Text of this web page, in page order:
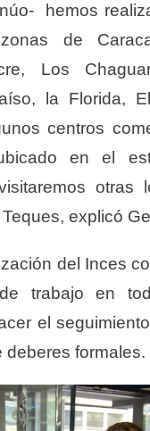
hemos
de
Los
la Florida,
centros
en el
otras
explicó
del Inces
trabajo en
el
deberes formales.